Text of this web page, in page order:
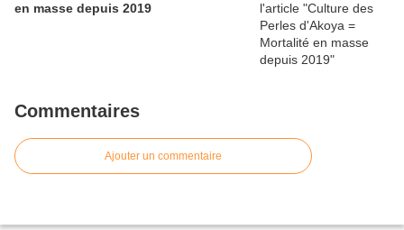
en masse depuis 2019
Commentaires
Ajouter un commentaire